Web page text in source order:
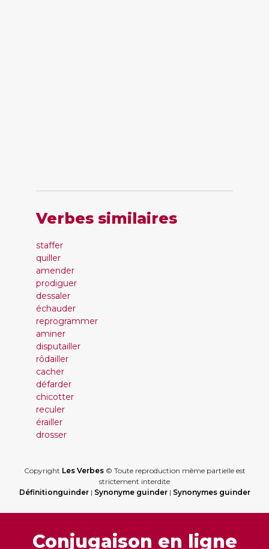
Verbes similaires
staffer
quiller
amender
prodiguer
dessaler
échauder
reprogrammer
aminer
disputailler
rôdailler
cacher
défarder
chicotter
reculer
érailler
drosser
Copyright Les Verbes© Toute reproduction même partielle est
strictement interdite
Définitionguinder| Synonyme guinder| Synonymes guinder
Conjugaison en ligne